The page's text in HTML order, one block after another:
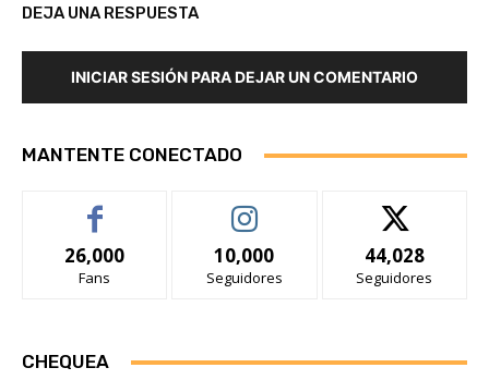
DEJA UNA RESPUESTA
INICIAR SESIÓN PARA DEJAR UN COMENTARIO
MANTENTE CONECTADO
26,000
Fans
10,000
Seguidores
44,028
Seguidores
CHEQUEA